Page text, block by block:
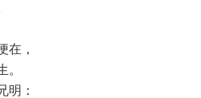
在，
明：